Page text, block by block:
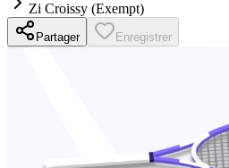
Zi Croissy (Exempt)
Partager Enregistrer